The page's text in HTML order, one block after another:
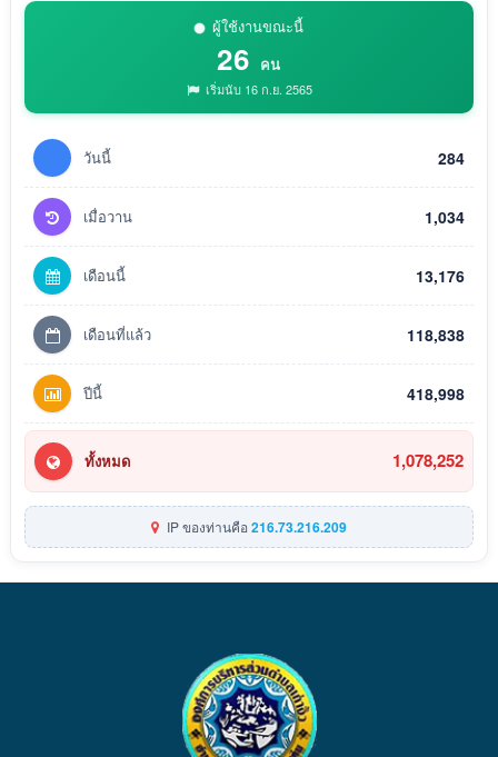
ผู้ใช้งานขณะนี้
26 คน
เริ่มนับ 16 ก.ย. 2565
วันนี้ 284
เมื่อวาน 1,034
เดือนนี้ 13,176
เดือนที่แล้ว 118,838
ปีนี้ 418,998
ทั้งหมด 1,078,252
IP ของท่านคือ216.73.216.209